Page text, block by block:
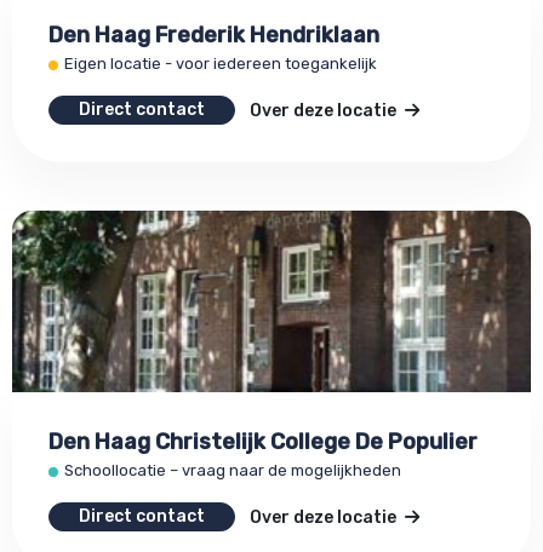
Den Haag Frederik Hendriklaan
Eigen locatie - voor iedereen toegankelijk
Direct contact Over deze locatie
Den Haag Christelijk College De Populier
Schoollocatie – vraag naar de mogelijkheden
Direct contact Over deze locatie